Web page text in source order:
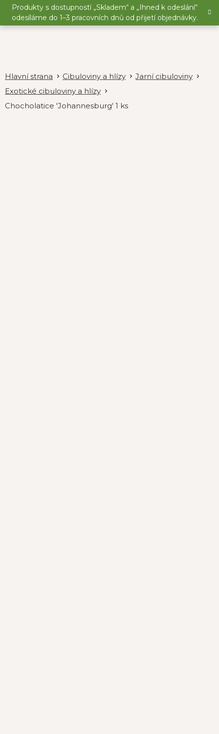
Přejít
obsah
Produkty s dostupností „Skladem“ a „Ihned k odeslání“
odesíláme do 1–3 pracovních dnů od přijetí objednávky.
Cibuloviny a hlízy
Jarní cibuloviny
Exotické cibuloviny a hlízy
Chocholatice 'Johannesburg' 1 ks